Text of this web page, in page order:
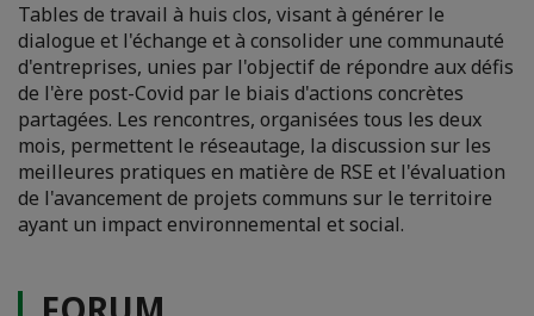
Tables de travail à huis clos, visant à générer le
dialogue et l'échange et à consolider une communauté
d'entreprises, unies par l'objectif de répondre aux défis
de l'ère post-Covid par le biais d'actions concrètes
partagées. Les rencontres, organisées tous les deux
mois, permettent le réseautage, la discussion sur les
meilleures pratiques en matière de RSE et l'évaluation
de l'avancement de projets communs sur le territoire
ayant un impact environnemental et social.